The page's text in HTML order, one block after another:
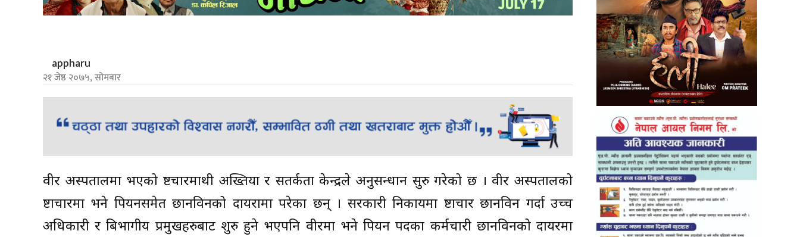
appharu
२१ जेष्ठ २०७५, सोमबार
वीर अस्पतालमा भएको भ्रष्टचारमाथी अख्तिया र सतर्कता केन्द्रले अनुसन्धान सुरु गरेको छ । वीर अस्पतालको
भ्रष्टाचारमा भने पियनसमेत छानविनको दायरामा परेका छन् । सरकारी निकायमा भ्रष्टाचार छानविन गर्दा उच्च
अधिकारी र बिभागीय प्रमुखहरुबाट शुरु हुने भएपनि वीरमा भने पियन पदका कर्मचारी छानविनको दायरमा